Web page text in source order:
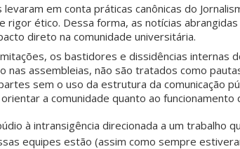
em conta práticas canônicas do
rigor ético. Dessa forma, as notícias abrangidas
direto na comunidade universitária.
os bastidores e dissidências internas
nas assembleias, não são tratados como
sem o uso da estrutura da comunicação
a comunidade quanto ao funcionamento
à intransigência direcionada a um trabalho
equipes estão (assim como sempre